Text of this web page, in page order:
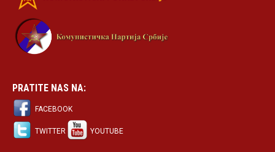
PRATITE NAS NA:
FACEBOOK
TWITTER YOUTUBE